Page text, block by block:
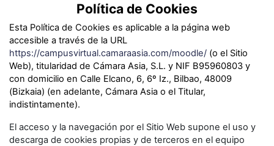
Política de Cookies
Esta Política de Cookies es aplicable a la página web
accesible a través de la URL
https://campusvirtual.camaraasia.com/moodle/ (o el Sitio
Web), titularidad de Cámara Asia, S.L. y NIF B95960803 y
con domicilio en Calle Elcano, 6, 6º Iz., Bilbao, 48009
(Bizkaia) (en adelante, Cámara Asia o el Titular,
indistintamente).
El acceso y la navegación por el Sitio Web supone el uso y
descarga de cookies propias y de terceros en el equipo